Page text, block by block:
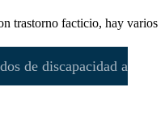
trastorno facticio, hay varios
de discapacidad a